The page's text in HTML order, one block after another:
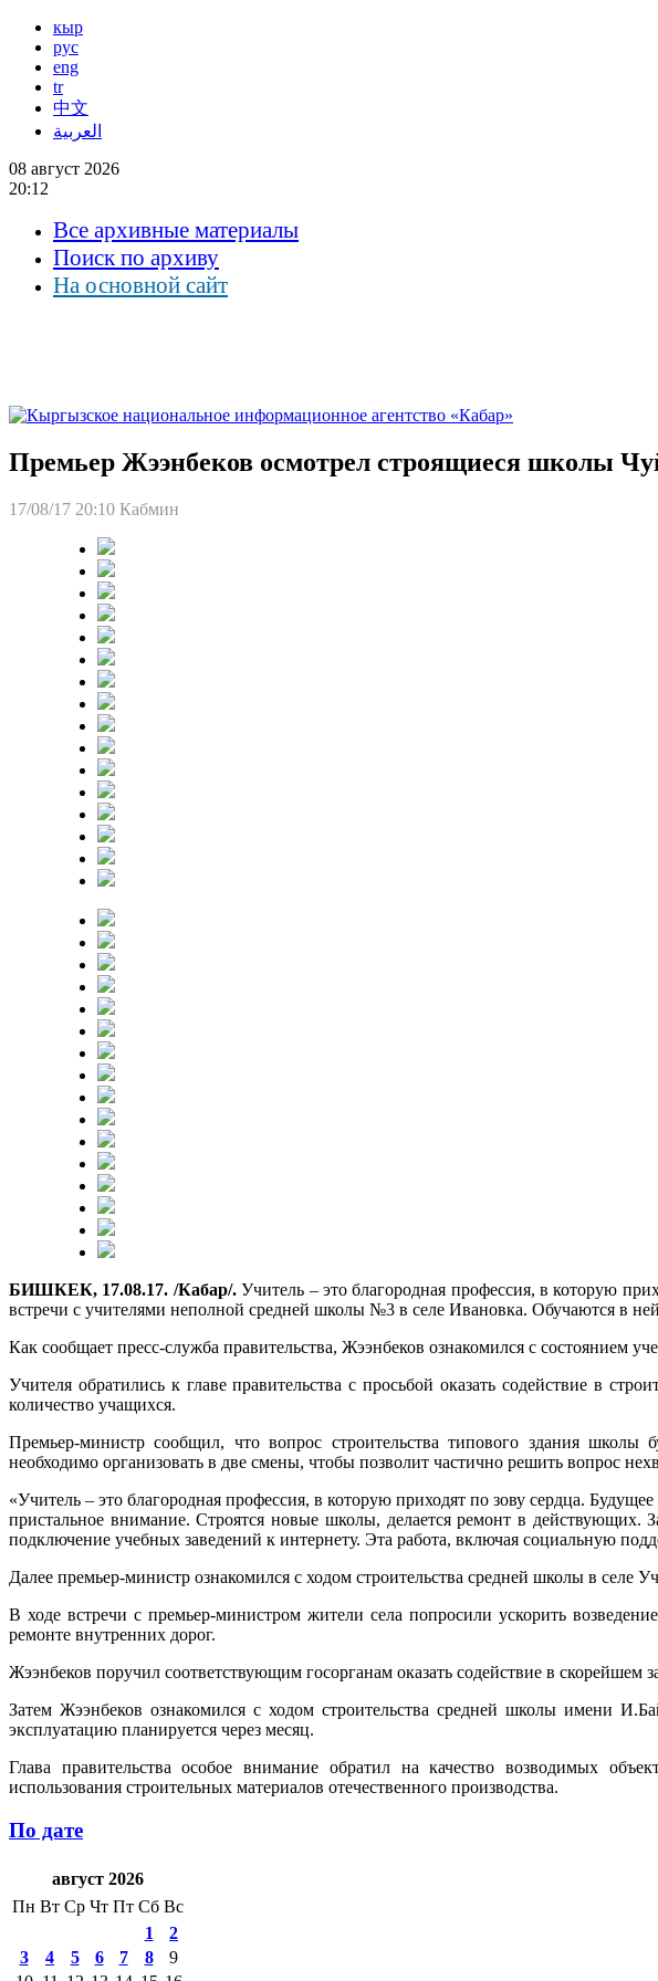
кыр
рус
eng
tr
中文
العربية
08 август 2026
20:12
Все архивные материалы
Поиск по архиву
На основной сайт
Премьер Жээнбеков осмотрел строящиеся школы
17/08/17 20:10 Кабмин
БИШКЕК, 17.08.17. /Кабар/.Учитель – это благородная профессия, в которую
встречи с учителями неполной средней школы №3 в селе Ивановка. Обучаются в
Как сообщает пресс-служба правительства, Жээнбеков ознакомился с состоянием
Учителя обратились к главе правительства с просьбой оказать содействие в
количество учащихся.
Премьер-министр сообщил, что вопрос строительства типового здания
необходимо организовать в две смены, чтобы позволит частично решить вопрос
«Учитель – это благородная профессия, в которую приходят по зову сердца.
пристальное внимание. Строятся новые школы, делается ремонт в
подключение учебных заведений к интернету. Эта работа, включая социальную
Далее премьер-министр ознакомился с ходом строительства средней школы в селе
В ходе встречи с премьер-министром жители села попросили ускорить
ремонте внутренних дорог.
Жээнбеков поручил соответствующим госорганам оказать содействие в скорейшем
Затем Жээнбеков ознакомился с ходом строительства средней школы имени
эксплуатацию планируется через месяц.
Глава правительства особое внимание обратил на качество возводимых
использования строительных материалов отечественного производства.
По дате
август 2026
Пн Вт Ср Чт Пт Сб Вс
1
2
3
4 5 6 7 8
9